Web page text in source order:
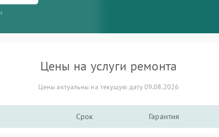
Цены на услуги ремонта
Цены актуальны на текущую дату 09.08.2026
Срок Гарантия